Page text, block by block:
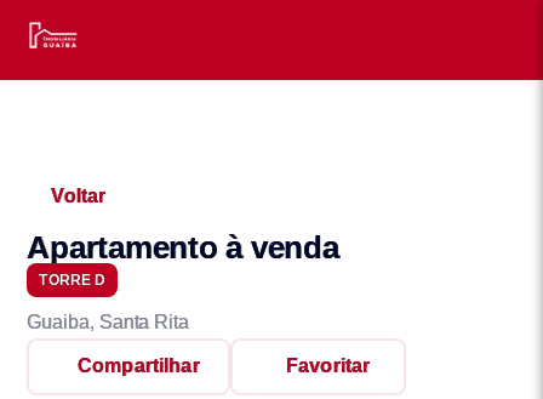
Voltar
Apartamento à venda
TORRE D
Guaiba, Santa Rita
Compartilhar Favoritar